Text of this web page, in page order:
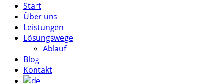
Start
Über uns
Leistungen
Lösungswege
Ablauf
Blog
Kontakt